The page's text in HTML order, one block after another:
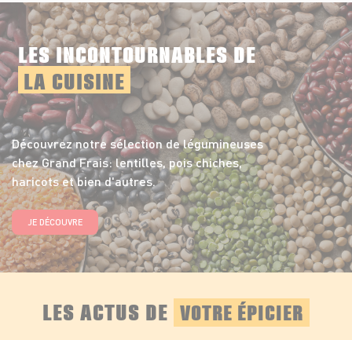
LES INCONTOURNABLES DE
LA CUISINE
Découvrez notre sélection de légumineuses
chez Grand Frais: lentilles, pois chiches,
haricots et bien d'autres.
JE DÉCOUVRE
LES ACTUS DE VOTRE ÉPICIER